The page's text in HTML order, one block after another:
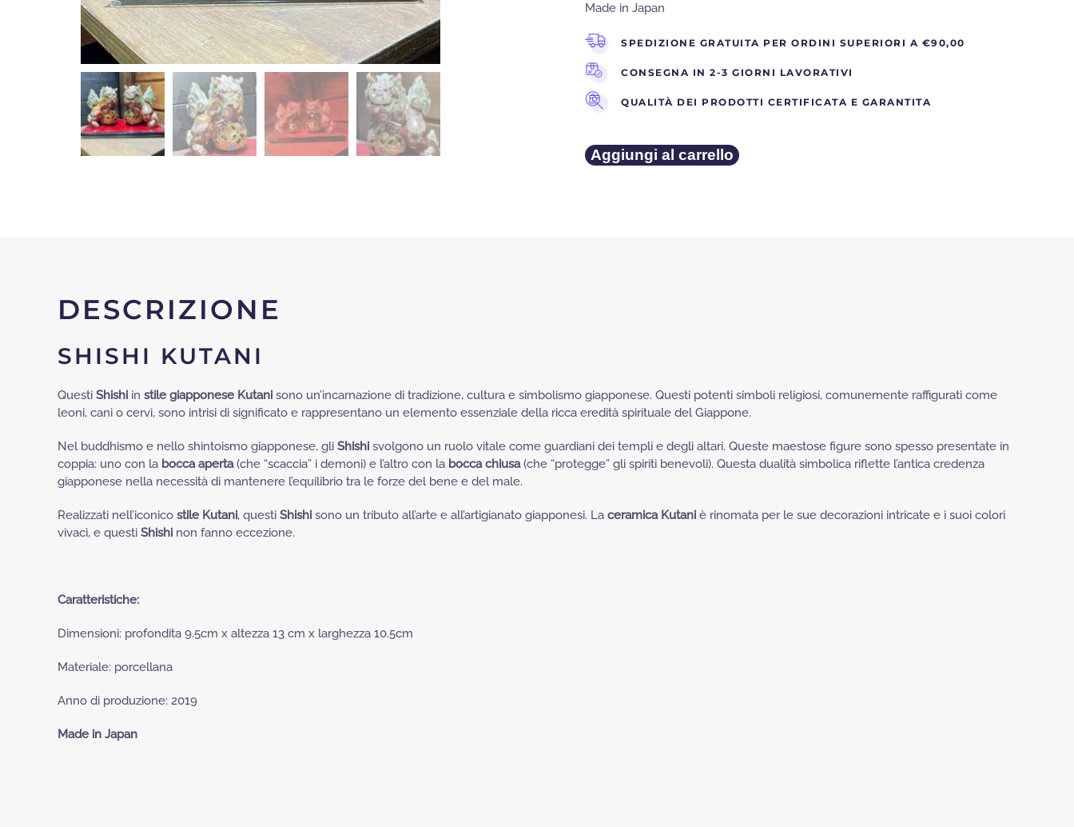
ERA:
€230.
È:
€120.
Made in Japan
SPEDIZIONE GRATUITA PER ORDINI SUPERIORI A €90,00
CONSEGNA IN 2-3 GIORNI LAVORATIVI
QUALITÀ DEI PRODOTTI CERTIFICATA E GARANTITA
SHISHI
KUTANI
Aggiungi al carrello
DESCRIZIONE
SHISHI KUTANI
Questi Shishi in stile giapponese Kutani sono un’incarnazione di tradizione, cultura e simbolismo giapponese. Questi potenti simboli religiosi, comunemente raffigurati come
leoni, cani o cervi, sono intrisi di significato e rappresentano un elemento essenziale della ricca eredità spirituale del Giappone.
Nel buddhismo e nello shintoismo giapponese, gli Shishi svolgono un ruolo vitale come guardiani dei templi e degli altari. Queste maestose figure sono spesso presentate in
coppia: uno con la bocca aperta(che “scaccia” i demoni) e l’altro con la bocca chiusa(che “protegge” gli spiriti benevoli). Questa dualità simbolica riflette l’antica credenza
giapponese nella necessità di mantenere l’equilibrio tra le forze del bene e del male.
Realizzati nell’iconico stile Kutani, questi Shishi sono un tributo all’arte e all’artigianato giapponesi. La ceramica Kutani è rinomata per le sue decorazioni intricate e i suoi colori
vivaci, e questi Shishi non fanno eccezione.
Caratteristiche:
Dimensioni: profondita 9.5cm x altezza 13 cm x larghezza 10.5cm
Materiale: porcellana
Anno di produzione: 2019
Made in Japan